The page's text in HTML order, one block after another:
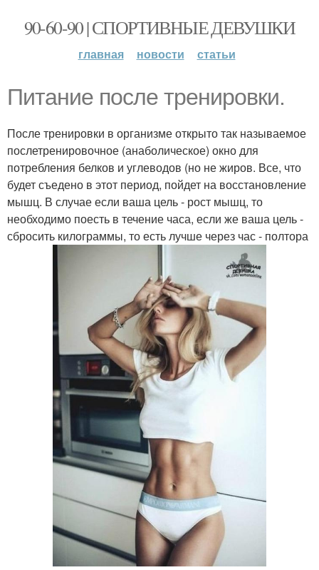
90-60-90 | СПОРТИВНЫЕ ДЕВУШКИ
главная новости статьи
Питание после тренировки.
После тренировки в организме открыто так называемое
послетренировочное (анаболическое) окно для
потребления белков и углеводов (но не жиров. Все, что
будет съедено в этот период, пойдет на восстановление
мышц. В случае если ваша цель - рост мышц, то
необходимо поесть в течение часа, если же ваша цель -
сбросить килограммы, то есть лучше через час - полтора